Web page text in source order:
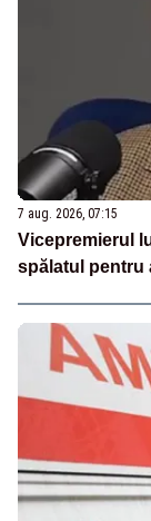
7 aug. 2026, 07:15
Vicepremierul
spălatul pentru